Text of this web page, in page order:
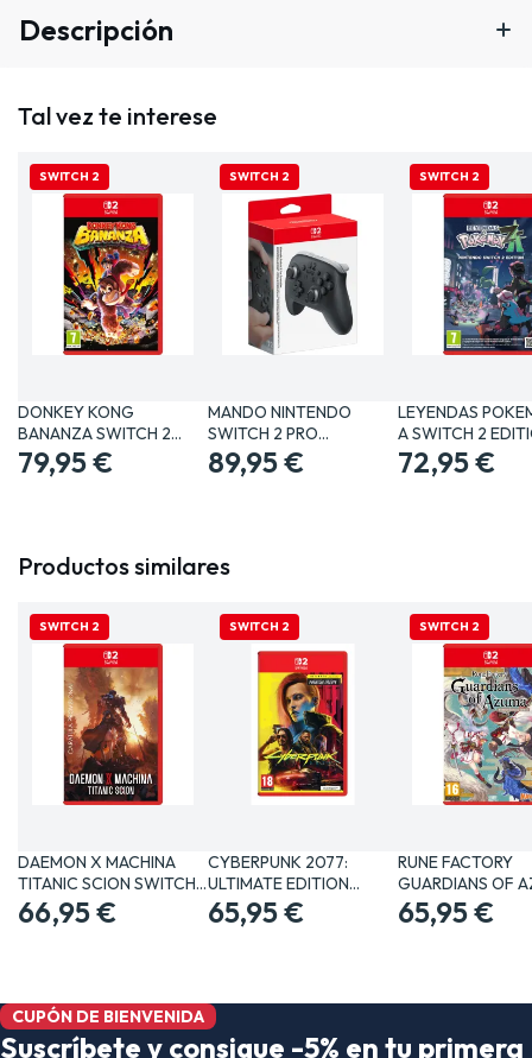
Descripción
Tal vez te interese
SWITCH 2
DONKEY KONG
BANANZA SWITCH 2
JUEGO FÍSICO…
79,95 €
SWITCH 2
MANDO NINTENDO
SWITCH 2 PRO
CONTROLLER PARA…
89,95 €
SWITCH 2
LEYENDAS
A SWITCH 2
JUEGO…
72,95 €
Productos similares
SWITCH 2
DAEMON X MACHINA
TITANIC SCION SWITCH
2…
66,95 €
SWITCH 2
CYBERPUNK 2077:
ULTIMATE EDITION
SWITCH 2…
65,95 €
SWITCH 2
RUNE FACTORY
GUARDIANS OF
NINTENDO…
65,95 €
CUPÓN DE BIENVENIDA
Suscríbete y consigue -5% en tu primera